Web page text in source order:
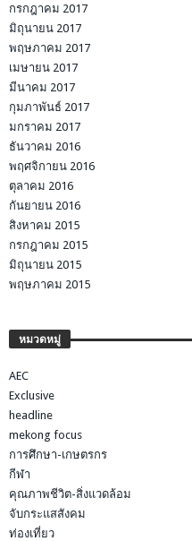
กรกฎาคม 2017
มิถุนายน 2017
พฤษภาคม 2017
เมษายน 2017
มีนาคม 2017
กุมภาพันธ์ 2017
มกราคม 2017
ธันวาคม 2016
พฤศจิกายน 2016
ตุลาคม 2016
กันยายน 2016
สิงหาคม 2015
กรกฎาคม 2015
มิถุนายน 2015
พฤษภาคม 2015
หมวดหมู่
AEC
Exclusive
headline
mekong focus
การศึกษา-เกษตรกร
กีฬา
คุณภาพชีวิต-สิ่งแวดล้อม
จับกระแสสังคม
ท่องเที่ยว